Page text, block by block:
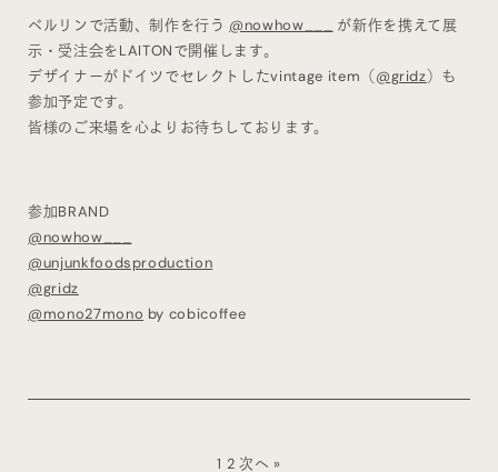
ベルリンで活動、制作を行う @nowhow___
が新作を携えて展
示・受注会をLAITONで開催します。
デザイナーがドイツでセレクトしたvintage item（@gridz）も
参加予定です。
皆様のご来場を心よりお待ちしております。
参加BRAND
@nowhow___
@unjunkfoodsproduction
@gridz
@mono27mono by cobicoffee
1 2 次へ »